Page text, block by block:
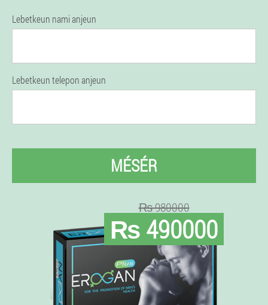
Lebetkeun nami anjeun
Lebetkeun telepon anjeun
MÉSÉR
₨ 980000
₨ 490000